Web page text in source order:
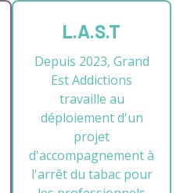
L.A.S.T
Depuis 2023, Grand
Est Addictions
travaille au
déploiement d'un
projet
d'accompagnement à
l'arrêt du tabac pour